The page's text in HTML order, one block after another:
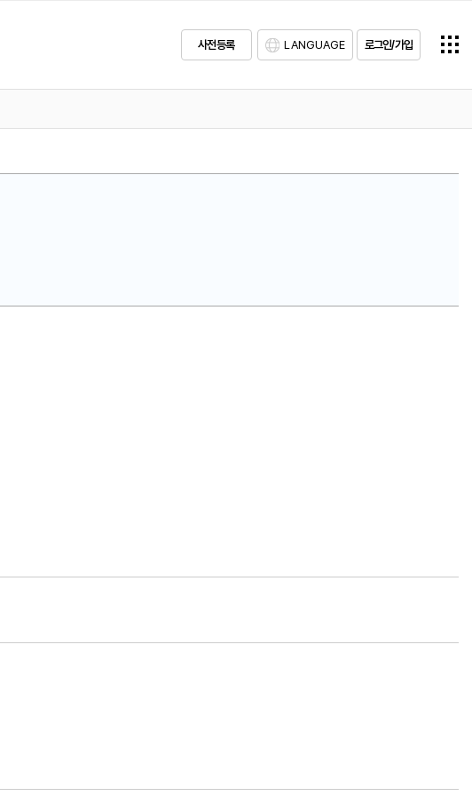
사전등록 LANGUAGE 로그인/가입